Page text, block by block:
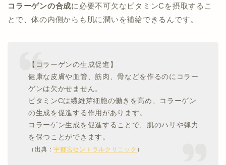
コラーゲンの合成に必要不可欠なビタミンCを摂取するこ
とで、体の内側からも肌に潤いを補給できるんです。
【コラーゲンの生成促進】
健康な皮膚や血管、筋肉、骨などを作るのにコラー
ゲンは欠かせません。
ビタミンCは繊維芽細胞の働きを高め、コラーゲン
の生成を促進する作用があります。
コラーゲン生成を促進することで、肌のハリや弾力
を保つことができます。
（出典：宇都宮セントラルクリニック ）